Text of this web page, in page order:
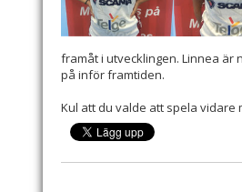
framåt i utvecklingen. Linnea är
på inför framtiden.
Kul att du valde att spela vidare